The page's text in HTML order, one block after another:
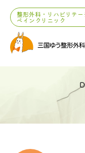
整形外科・リハビリテ
ペインクリニック